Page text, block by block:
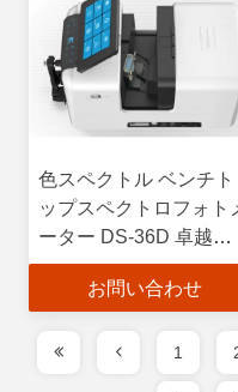
色スペクトル ベンチト
ップスペクトロフォト
ーター DS-36D 卓越し
た器具間の一致性
お問い合わせ
1